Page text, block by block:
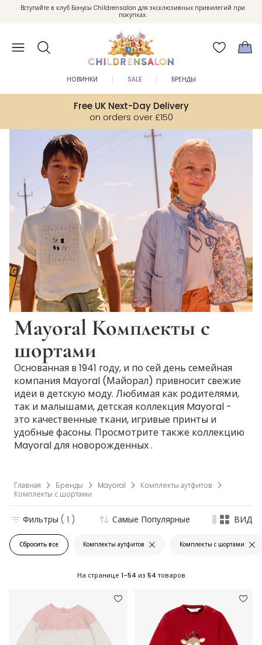
Enjoy 10% off your first order as a little welcome gift. Sign up here.
Бесплатный возврат по Великобритании
Free UK Next-Day Delivery
on orders over £150
НОВИНКИ SALE БРЕНДЫ
Mayoral Комплекты с
шортами
Основанная в 1941 году, и по сей день семейная
компания Mayoral (Майорал) привносит свежие
идеи в детскую моду. Любимая как родителями,
так и малышами, детская коллекция Mayoral -
это качественные ткани, игривые принты и
удобные фасоны. Просмотрите также коллекцию
Mayoral для новорожденных .
Главная Бренды Mayoral
Комплекты аутфитов
Комплекты с шортами
Сбросить все Комплекты аутфитов Комплекты с шортами
Фильтры ( 1 ) Самые Популярные ВИД
На странице 1-54 из 54 товаров